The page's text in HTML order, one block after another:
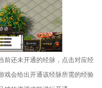
前还未开通的经脉，点击对应经
戏会给出开通该经脉所需的经验